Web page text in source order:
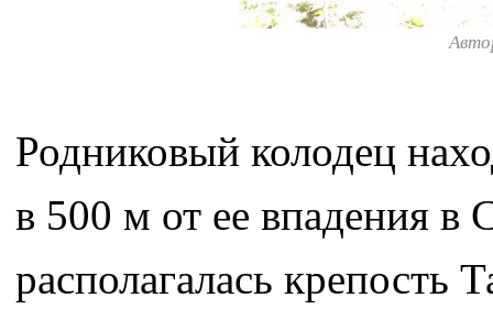
Родниковый колодец
в 500 м от ее впадения в
располагалась крепость